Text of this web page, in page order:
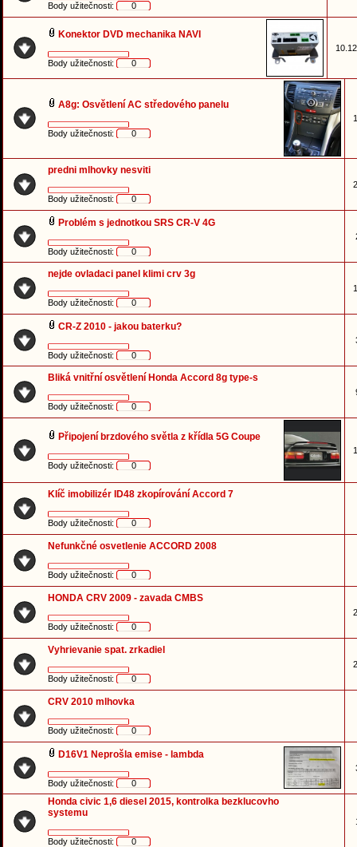
Body užitečnosti: 0
Konektor DVD mechanika NAVI
Body užitečnosti: 0
A8g: Osvětlení AC středového panelu
Body užitečnosti: 0
predni mlhovky nesviti
Body užitečnosti: 0
Problém s jednotkou SRS CR-V 4G
Body užitečnosti: 0
nejde ovladaci panel klimi crv 3g
Body užitečnosti: 0
CR-Z 2010 - jakou baterku?
Body užitečnosti: 0
Bliká vnitřní osvětlení Honda Accord 8g type-s
Body užitečnosti: 0
Připojení brzdového světla z křídla 5G Coupe
Body užitečnosti: 0
Klíč imobilizér ID48 zkopírování Accord 7
Body užitečnosti: 0
Nefunkčné osvetlenie ACCORD 2008
Body užitečnosti: 0
HONDA CRV 2009 - zavada CMBS
Body užitečnosti: 0
Vyhrievanie spat. zrkadiel
Body užitečnosti: 0
CRV 2010 mlhovka
Body užitečnosti: 0
D16V1 Neprošla emise - lambda
Body užitečnosti: 0
Honda civic 1,6 diesel 2015, kontrolka bezklucovho
systemu
Body užitečnosti: 0